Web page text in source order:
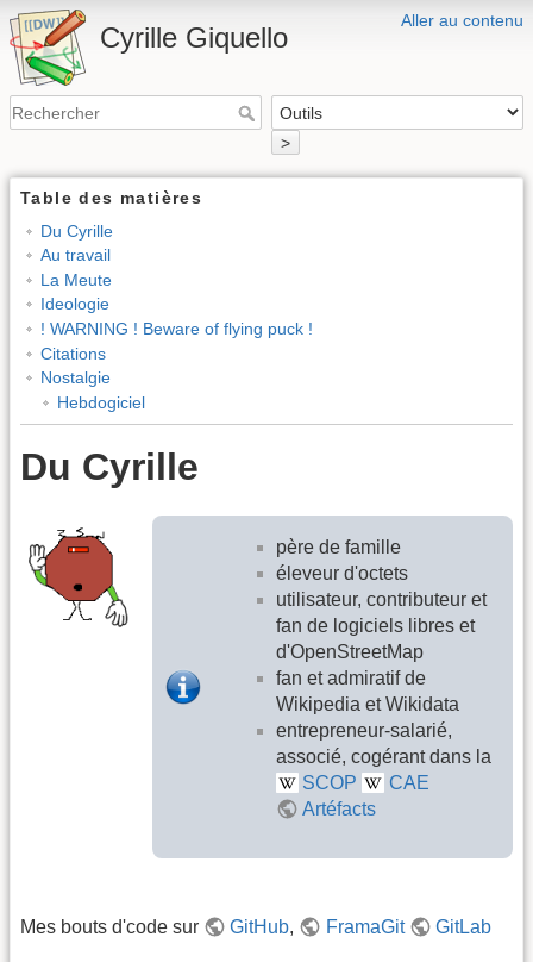
Aller au contenu
Cyrille Giquello
>
Table des matières
Du Cyrille
Au travail
La Meute
Ideologie
! WARNING ! Beware of flying puck !
Citations
Nostalgie
Hebdogiciel
Du Cyrille
père de famille
éleveur d'octets
utilisateur, contributeur et
fan de logiciels libres et
d'OpenStreetMap
fan et admiratif de
Wikipedia et Wikidata
entrepreneur-salarié,
associé, cogérant dans la
SCOP
CAE
Artéfacts
Mes bouts d'code sur GitHub, FramaGit GitLab